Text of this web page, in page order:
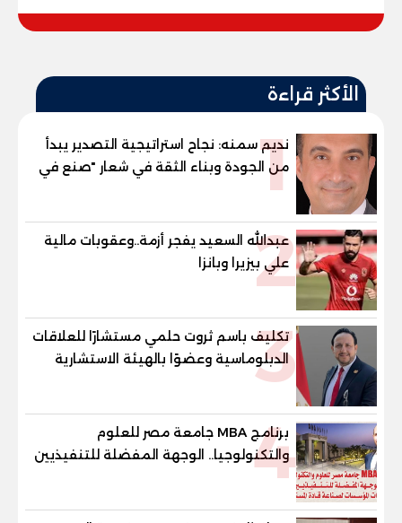
الأكثر قراءة
1
نديم سمنه: نجاح استراتيجية التصدير يبدأ
من الجودة وبناء الثقة في شعار "صنع في
مصر"
2
عبدالله السعيد يفجر أزمة..وعقوبات مالية
علي بيزيرا وبانزا
3
تكليف باسم ثروت حلمي مستشارًا للعلاقات
الدبلوماسية وعضوًا بالهيئة الاستشارية
العليا لمنظمة «جاد جمينت يوإن»
4
برنامج MBA جامعة مصر للعلوم
والتكنولوجيا.. الوجهة المفضلة للتنفيذيين
وقيادات المؤسسات لصناعة قادة